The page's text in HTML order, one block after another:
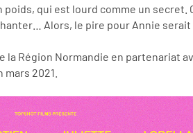
poids, qui est lourd comme un
Alors, le pire pour Annie
la Région Normandie en partenariat
2021.